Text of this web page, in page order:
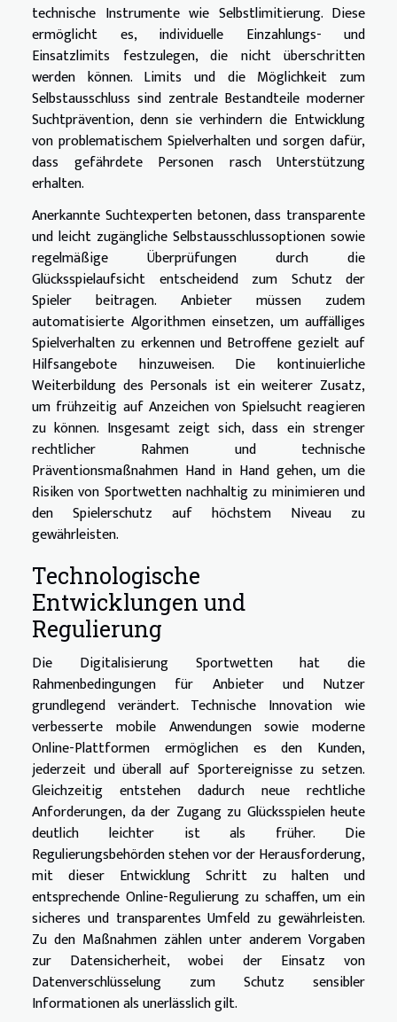
technische Instrumente wie Selbstlimitierung. Diese
ermöglicht es, individuelle Einzahlungs- und
Einsatzlimits festzulegen, die nicht überschritten
werden können. Limits und die Möglichkeit zum
Selbstausschluss sind zentrale Bestandteile moderner
Suchtprävention, denn sie verhindern die Entwicklung
von problematischem Spielverhalten und sorgen dafür,
dass gefährdete Personen rasch Unterstützung
erhalten.
Anerkannte Suchtexperten betonen, dass transparente
und leicht zugängliche Selbstausschlussoptionen sowie
regelmäßige Überprüfungen durch die
Glücksspielaufsicht entscheidend zum Schutz der
Spieler beitragen. Anbieter müssen zudem
automatisierte Algorithmen einsetzen, um auffälliges
Spielverhalten zu erkennen und Betroffene gezielt auf
Hilfsangebote hinzuweisen. Die kontinuierliche
Weiterbildung des Personals ist ein weiterer Zusatz,
um frühzeitig auf Anzeichen von Spielsucht reagieren
zu können. Insgesamt zeigt sich, dass ein strenger
rechtlicher Rahmen und technische
Präventionsmaßnahmen Hand in Hand gehen, um die
Risiken von Sportwetten nachhaltig zu minimieren und
den Spielerschutz auf höchstem Niveau zu
gewährleisten.
Technologische
Entwicklungen und
Regulierung
Die Digitalisierung Sportwetten hat die
Rahmenbedingungen für Anbieter und Nutzer
grundlegend verändert. Technische Innovation wie
verbesserte mobile Anwendungen sowie moderne
Online-Plattformen ermöglichen es den Kunden,
jederzeit und überall auf Sportereignisse zu setzen.
Gleichzeitig entstehen dadurch neue rechtliche
Anforderungen, da der Zugang zu Glücksspielen heute
deutlich leichter ist als früher. Die
Regulierungsbehörden stehen vor der Herausforderung,
mit dieser Entwicklung Schritt zu halten und
entsprechende Online-Regulierung zu schaffen, um ein
sicheres und transparentes Umfeld zu gewährleisten.
Zu den Maßnahmen zählen unter anderem Vorgaben
zur Datensicherheit, wobei der Einsatz von
Datenverschlüsselung zum Schutz sensibler
Informationen als unerlässlich gilt.